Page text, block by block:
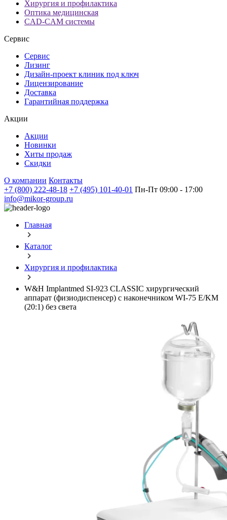
Хирургия и профилактика
Оптика медицинская
CAD-CAM системы
Сервис
Сервис
Лизинг
Дизайн-проект клиник под ключ
Лицензирование
Доставка
Гарантийная поддержка
Акции
Акции
Новинки
Хиты продаж
Скидки
О компании Контакты
+7 (800) 222-48-18 +7 (495) 101-40-01 Пн-Пт 09:00 - 17:00
info@mikor-group.ru
Главная
Каталог
Хирургия и профилактика
W&H Implantmed SI-923 CLASSIC хирургический
аппарат (физиодиспенсер) с наконечником WI-75 E/KM
(20:1) без света